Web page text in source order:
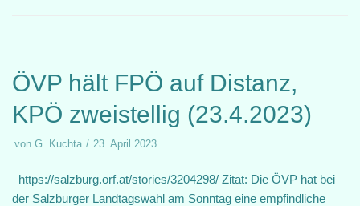
ÖVP hält FPÖ auf Distanz,
KPÖ zweistellig (23.4.2023)
von G. Kuchta 23. April 2023
https://salzburg.orf.at/stories/3204298/ Zitat: Die ÖVP hat bei
der Salzburger Landtagswahl am Sonntag eine empfindliche